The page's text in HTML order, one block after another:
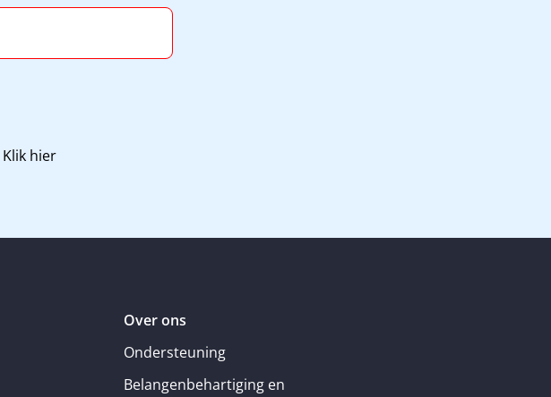
Klik hier
Over ons
Ondersteuning
Belangenbehartiging en